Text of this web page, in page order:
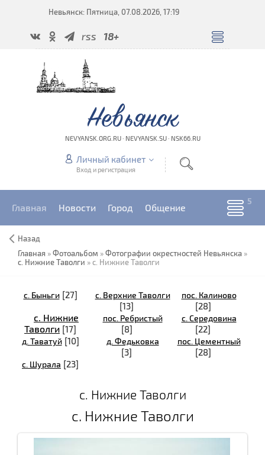
Невьянск: Пятница, 07.08.2026, 17:19
rss 18+
Невьянск
NEVYANSK.ORG.RU · NEVYANSK.SU · NSK66.RU
Личный кабинет
Вход и регистрация
Главная Новости Город Общение
Назад
Главная »Фотоальбом »Фотографии окрестностей Невьянска »
с. Нижние Таволги » с. Нижние Таволги
с. Быньги [27] с. Верхние Таволги
[13]
пос. Калиново
[28]
с. Нижние
Таволги [17]
пос. Ребристый
[8]
с. Середовина
[22]
д. Таватуй [10] д. Федьковка
[3]
пос. Цементный
[28]
c. Шурала [23]
с. Нижние Таволги
с. Нижние Таволги